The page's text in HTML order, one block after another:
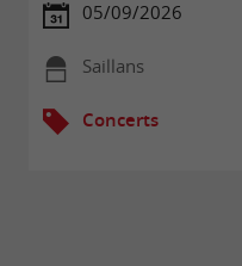
05/09/2026
Saillans
Concerts